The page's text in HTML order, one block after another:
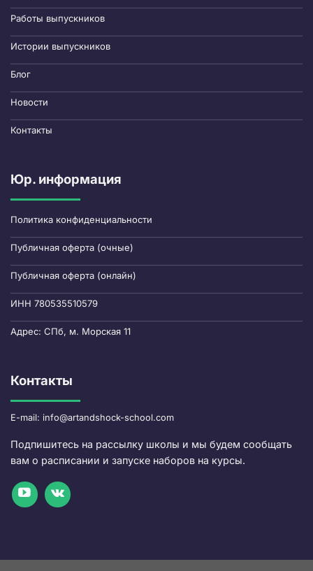
Работы выпускников
Истории выпускников
Блог
Новости
Контакты
Юр. информация
Политика конфиденциальности
Публичная оферта (очные)
Публичная оферта (онлайн)
ИНН 780535510579
Адрес: СПб, м. Морская 11
Контакты
E-mail: info@artandshock-school.com
Подпишитесь на рассылку школы и мы будем сообщать
вам о расписании и запуске наборов на курсы.